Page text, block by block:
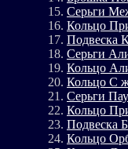
Серьги
Кольцо
Подвеска
Серьги
Кольцо
Кольцо С
Серьги
Кольцо
Подвеска
Кольцо